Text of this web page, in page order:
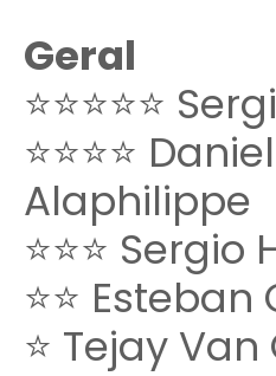
Geral
⭐⭐⭐⭐⭐
⭐⭐⭐⭐
Alaphilippe
⭐⭐⭐
⭐⭐
⭐ Tejay